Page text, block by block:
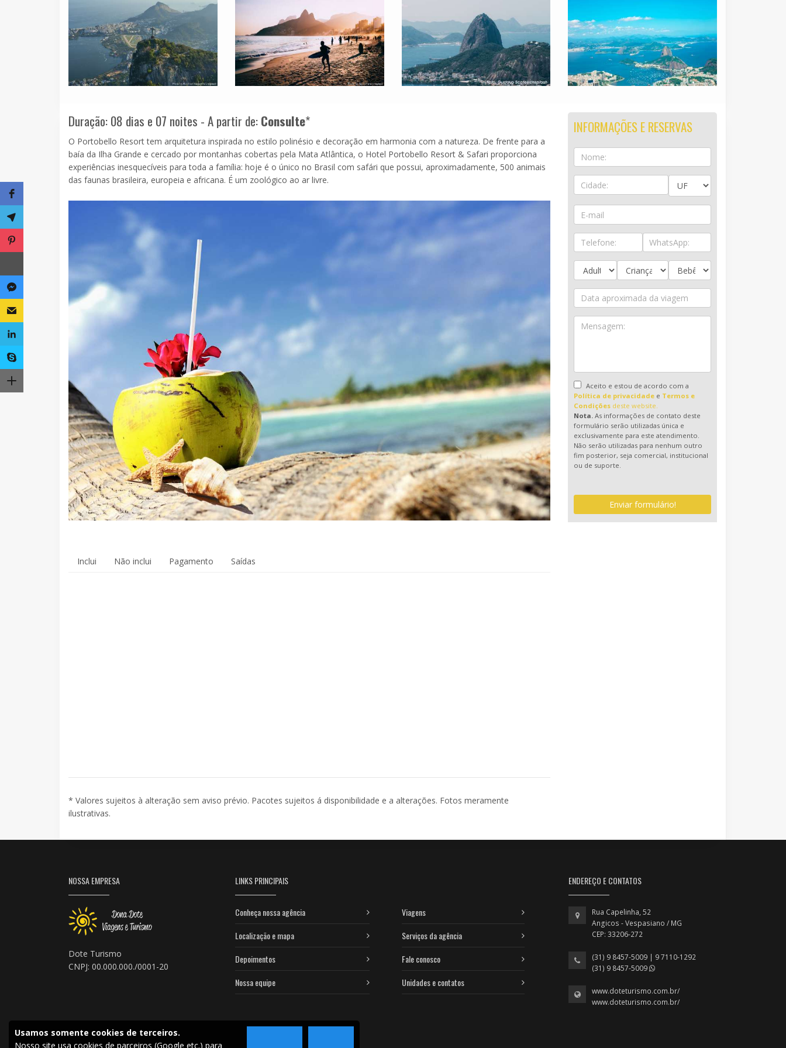
Duração: 08 dias e 07 noites - A partir de:Consulte*
O Portobello Resort tem arquitetura inspirada no estilo polinésio e decoração em harmonia com a natureza. De frente para a
baía da Ilha Grande e cercado por montanhas cobertas pela Mata Atlântica, o Hotel Portobello Resort & Safari proporciona
experiências inesquecíveis para toda a família: hoje é o único no Brasil com safári que possui, aproximadamente, 500 animais
das faunas brasileira, europeia e africana. É um zoológico ao ar livre.
Inclui Não inclui Pagamento Saídas
* Valores sujeitos à alteração sem aviso prévio. Pacotes sujeitos á disponibilidade e a alterações. Fotos meramente
ilustrativas.
INFORMAÇÕES E RESERVAS
Aceito e estou de acordo com a
Política de privacidade e Termos e
Condições deste website.
Nota. As informações de contato deste
formulário serão utilizadas única e
exclusivamente para este atendimento.
Não serão utilizadas para nenhum outro
fim posterior, seja comercial, institucional
ou de suporte.
Enviar formulário!
NOSSA EMPRESA
Dote Turismo
CNPJ: 00.000.000./0001-20
LINKS PRINCIPAIS
Conheça nossa agência
Localização e mapa
Depoimentos
Nossa equipe
Viagens
Serviços da agência
Fale conosco
Unidades e contatos
ENDEREÇO E CONTATOS
Rua Capelinha, 52
Angicos - Vespasiano / MG
CEP: 33206-272
(31) 9 8457-5009 | 9 7110-1292
(31) 9 8457-5009
www.doteturismo.com.br/
www.doteturismo.com.br/
Usamos somente cookies de terceiros.
Nosso site usa cookies de parceiros (Google etc.) para